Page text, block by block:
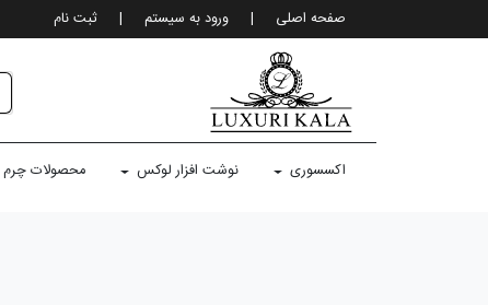
صفحه اصلی | ورود به سيستم | ثبت نام
اکسسوری نوشت افزار لوکس محصولات چرم